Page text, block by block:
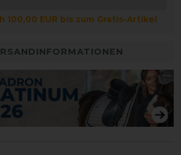
100,00 EUR bis zum Gratis-Artikel